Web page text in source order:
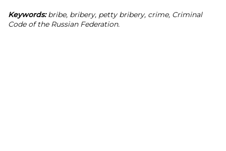
Keywords:bribe, bribery, petty bribery, crime, Criminal
Code of the Russian Federation.